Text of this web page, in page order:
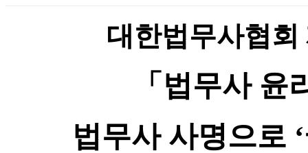
대한법무사협회
「법무사
법무사 사명으로